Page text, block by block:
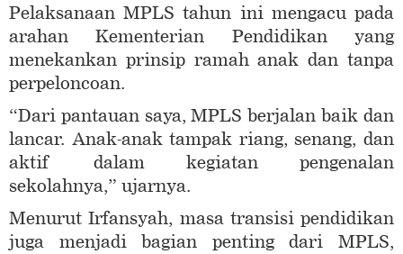
Pelaksanaan MPLS tahun ini mengacu pada
arahan Kementerian Pendidikan yang
menekankan prinsip ramah anak dan tanpa
perpeloncoan.
“Dari pantauan saya, MPLS berjalan baik dan
lancar. Anak-anak tampak riang, senang, dan
aktif dalam kegiatan pengenalan
sekolahnya,” ujarnya.
Menurut Irfansyah, masa transisi pendidikan
juga menjadi bagian penting dari MPLS,